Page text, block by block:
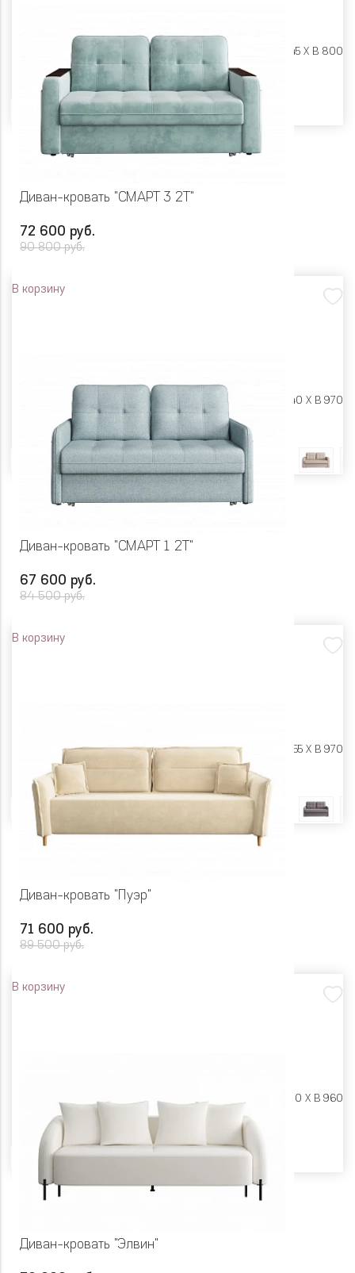
Ш 1310 X Г 845 X В 800
Диван-кровать "СМАРТ 3 2Т"
72 600 руб.
90 800 руб.
В корзину
Ш 1750 X Г 1140 X В 970
Диван-кровать "СМАРТ 1 2Т"
67 600 руб.
84 500 руб.
В корзину
Ш 1650 X Г 1155 X В 970
Цвет
Диван-кровать "Пуэр"
71 600 руб.
89 500 руб.
В корзину
Ш 2355 X Г 1100 X В 960
Диван-кровать "Элвин"